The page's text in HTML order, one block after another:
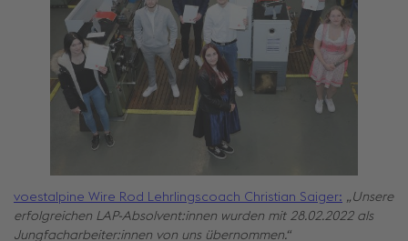
voestalpine Wire Rod Lehrlingscoach Christian Saiger: „Unsere
erfolgreichen LAP-Absolvent:innen wurden mit 28.02.2022 als
Jungfacharbeiter:innen von uns übernommen.“